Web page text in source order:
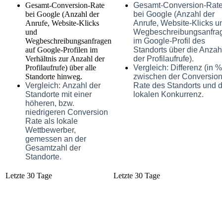
Gesamt-Conversion-Rate
bei Google (Anzahl der
Anrufe, Website-Klicks
und
Wegbeschreibungsanfragen
auf Google-Profilen im
Verhältnis zur Anzahl der
Profilaufrufe) über alle
Standorte hinweg.
Vergleich: Anzahl der
Standorte mit einer
höheren, bzw.
niedrigeren Conversion
Rate als lokale
Wettbewerber,
gemessen an der
Gesamtzahl der
Standorte.
Gesamt-Conversion-
bei Google (Anzahl der
Anrufe, Website-Klicks
im Google-Profil des
Standorts über die
der Profilaufrufe).
Vergleich: Differenz (in
zwischen der Conversion
Rate des Standorts und
lokalen Konkurrenz.
Letzte 30 Tage Letzte 30 Tage